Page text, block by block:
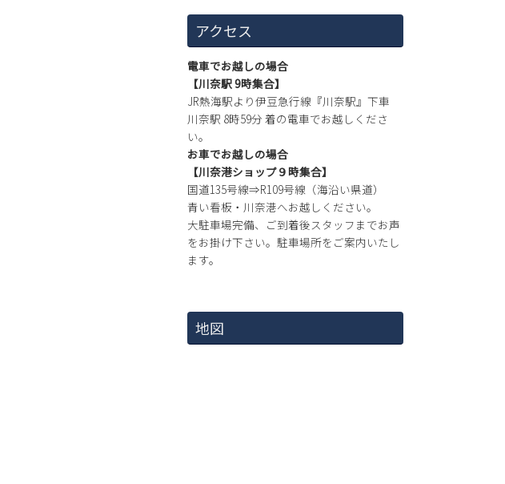
アクセス
電車でお越しの場合
【川奈駅 9時集合】
JR熱海駅より伊豆急行線『川奈駅』下車
川奈駅 8時59分 着の電車でお越しくださ
い。
お車でお越しの場合
【川奈港ショップ９時集合】
国道135号線⇒R109号線（海沿い県道）
青い看板・川奈港へお越しください。
大駐車場完備、ご到着後スタッフまでお声
をお掛け下さい。駐車場所をご案内いたし
ます。
地図